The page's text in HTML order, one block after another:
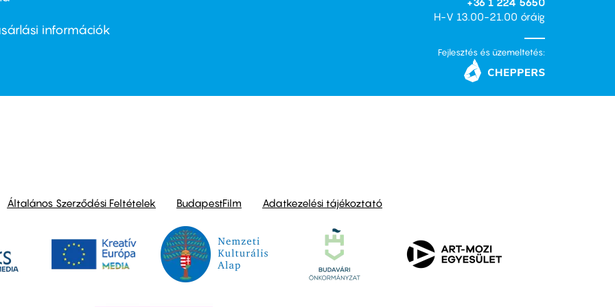
információk
H-V 13.00-21.00 óráig
Fejlesztés és üzemeltetés:
Általános Szerződési Feltételek BudapestFilm Adatkezelési tájékoztató